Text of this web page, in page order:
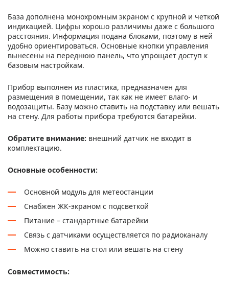
База дополнена монохромным экраном с крупной и четкой
индикацией. Цифры хорошо различимы даже с большого
расстояния. Информация подана блоками, поэтому в ней
удобно ориентироваться. Основные кнопки управления
вынесены на переднюю панель, что упрощает доступ к
базовым настройкам.
Прибор выполнен из пластика, предназначен для
размещения в помещении, так как не имеет влаго- и
водозащиты. Базу можно ставить на подставку или вешать
на стену. Для работы прибора требуются батарейки.
Обратите внимание: внешний датчик не входит в
комплектацию.
Основные особенности:
Основной модуль для метеостанции
Снабжен ЖК-экраном с подсветкой
Питание – стандартные батарейки
Связь с датчиками осуществляется по радиоканалу
Можно ставить на стол или вешать на стену
Совместимость: